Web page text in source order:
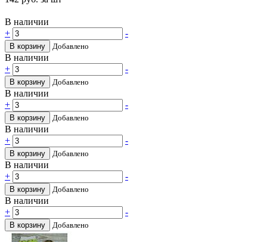
В наличии
+
-
В корзину Добавлено
В наличии
+
-
В корзину Добавлено
В наличии
+
-
В корзину Добавлено
В наличии
+
-
В корзину Добавлено
В наличии
+
-
В корзину Добавлено
В наличии
+
-
В корзину Добавлено